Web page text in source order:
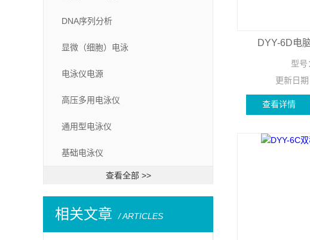
DNA序列分析
显微（细胞）电泳
电泳仪电源
高压多用电泳仪
通用型电泳仪
基础电泳仪
查看全部 >>
相关文章 / ARTICLES
DYY-6D电
型号
更新日期
查看详情